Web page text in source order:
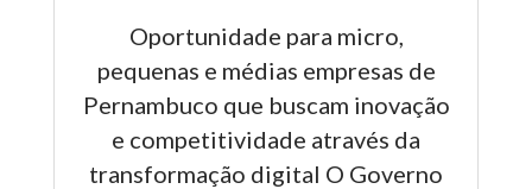
Oportunidade para micro,
pequenas e médias empresas de
Pernambuco que buscam inovação
e competitividade através da
transformação digital O Governo